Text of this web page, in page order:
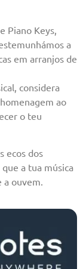
Piano Keys,
a
em arranjos de
considera
ao
o teu
ecos dos
a tua música
a ouvem.